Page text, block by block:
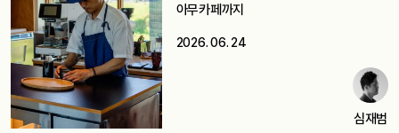
아무카페까지
2026. 06. 24
심재범